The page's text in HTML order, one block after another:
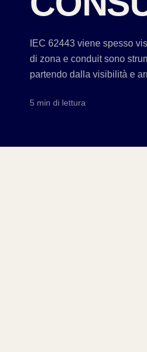
IEC 62443 viene spesso
di zona e conduit sono
partendo dalla visibilità e
5 min di lettura